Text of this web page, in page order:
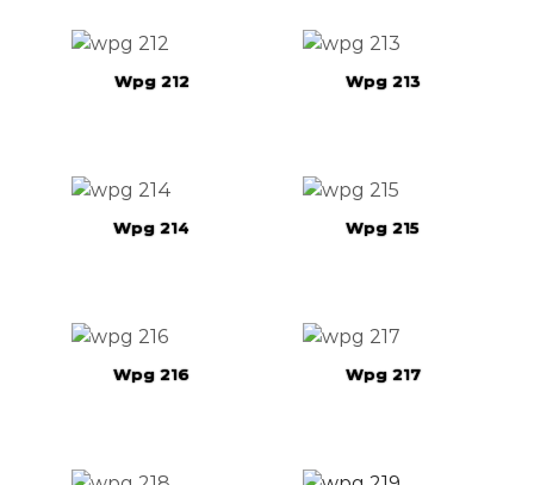
Wpg 212 Wpg 213
Wpg 214 Wpg 215
Wpg 216 Wpg 217